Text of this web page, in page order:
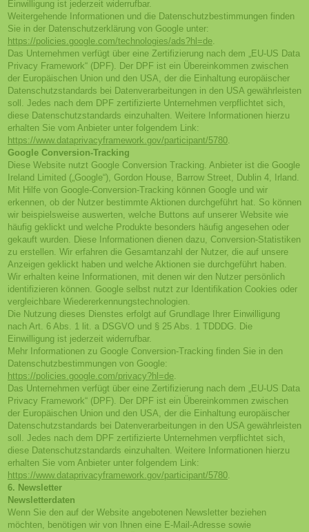
Einwilligung ist jederzeit widerrufbar.
Weitergehende Informationen und die Datenschutzbestimmungen finden
Sie in der Datenschutzerklärung von Google unter:
https://policies.google.com/technologies/ads?hl=de.
Das Unternehmen verfügt über eine Zertifizierung nach dem „EU-US Data
Privacy Framework“ (DPF). Der DPF ist ein Übereinkommen zwischen
der Europäischen Union und den USA, der die Einhaltung europäischer
Datenschutzstandards bei Datenverarbeitungen in den USA gewährleisten
soll. Jedes nach dem DPF zertifizierte Unternehmen verpflichtet sich,
diese Datenschutzstandards einzuhalten. Weitere Informationen hierzu
erhalten Sie vom Anbieter unter folgendem Link:
https://www.dataprivacyframework.gov/participant/5780.
Google Conversion-Tracking
Diese Website nutzt Google Conversion Tracking. Anbieter ist die Google
Ireland Limited („Google“), Gordon House, Barrow Street, Dublin 4, Irland.
Mit Hilfe von Google-Conversion-Tracking können Google und wir
erkennen, ob der Nutzer bestimmte Aktionen durchgeführt hat. So können
wir beispielsweise auswerten, welche Buttons auf unserer Website wie
häufig geklickt und welche Produkte besonders häufig angesehen oder
gekauft wurden. Diese Informationen dienen dazu, Conversion-Statistiken
zu erstellen. Wir erfahren die Gesamtanzahl der Nutzer, die auf unsere
Anzeigen geklickt haben und welche Aktionen sie durchgeführt haben.
Wir erhalten keine Informationen, mit denen wir den Nutzer persönlich
identifizieren können. Google selbst nutzt zur Identifikation Cookies oder
vergleichbare Wiedererkennungstechnologien.
Die Nutzung dieses Dienstes erfolgt auf Grundlage Ihrer Einwilligung
nach Art. 6 Abs. 1 lit. a DSGVO und § 25 Abs. 1 TDDDG. Die
Einwilligung ist jederzeit widerrufbar.
Mehr Informationen zu Google Conversion-Tracking finden Sie in den
Datenschutzbestimmungen von Google:
https://policies.google.com/privacy?hl=de.
Das Unternehmen verfügt über eine Zertifizierung nach dem „EU-US Data
Privacy Framework“ (DPF). Der DPF ist ein Übereinkommen zwischen
der Europäischen Union und den USA, der die Einhaltung europäischer
Datenschutzstandards bei Datenverarbeitungen in den USA gewährleisten
soll. Jedes nach dem DPF zertifizierte Unternehmen verpflichtet sich,
diese Datenschutzstandards einzuhalten. Weitere Informationen hierzu
erhalten Sie vom Anbieter unter folgendem Link:
https://www.dataprivacyframework.gov/participant/5780.
6. Newsletter
Newsletter­daten
Wenn Sie den auf der Website angebotenen Newsletter beziehen
möchten, benötigen wir von Ihnen eine E-Mail-Adresse sowie